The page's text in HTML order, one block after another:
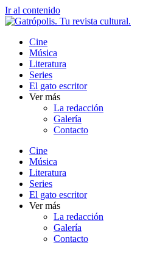
Ir al contenido
Cine
Música
Literatura
Series
El gato escritor
Ver más
La redacción
Galería
Contacto
Cine
Música
Literatura
Series
El gato escritor
Ver más
La redacción
Galería
Contacto